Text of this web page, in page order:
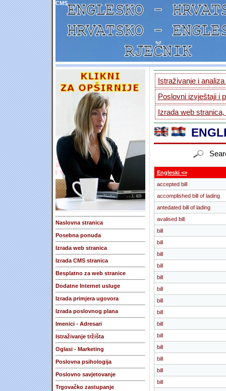
CMS
Naslovna stranica
Posebna ponuda
Izrada web stranica
Izrada CMS stranica
Besplatno za web stranice
Dodatne Internet usluge
Izrada primjera ugovora
Izrada poslovnog plana
Imenici - Adresari
Istraživanje tržišta
Oglasi - Marketing
Poslovna psihologija
Poslovno savjetovanje
Trgovačko zastupanje
Istraživanje i
Poslovni izvještaji i
Izrada web
Engleski <>
accepted bill
accomplished bill of lading
antedated bill of lading
avalised bill
bill
bill
bill
bill
bill
bill
bill
bill
bill
bill
bill
bill
bill
bill